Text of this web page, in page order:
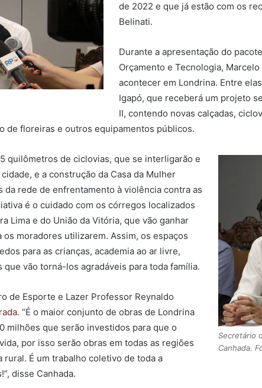
de 2022 e que já estão com os
Belinati.
Durante a apresentação do
Orçamento e Tecnologia,
acontecer em Londrina. Entre
Igapó, que receberá um projeto
II, contendo novas calçadas,
de floreiras e outros equipamentos públicos.
Secretário
Canhada.
quilômetros de ciclovias, que se interligarão e
e a construção da Casa da Mulher
rede de enfrentamento à violência contra as
é o cuidado com os córregos localizados
Lima e do União da Vitória, que vão ganhar
moradores utilizarem. Assim, os espaços
para as crianças, academia ao ar livre,
vão torná-los agradáveis para toda família.
de Esporte e Lazer Professor Reynaldo
“É o maior conjunto de obras de Londrina
milhões que serão investidos para que o
por isso serão obras em todas as regiões
É um trabalho coletivo de toda a
disse Canhada.